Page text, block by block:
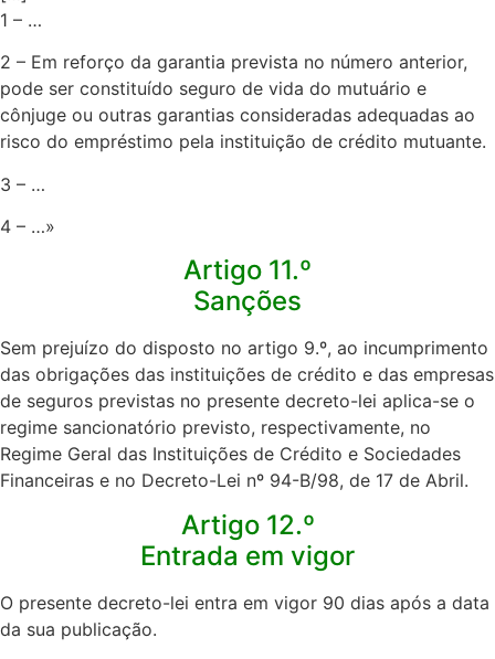
1 – …
2 – Em reforço da garantia prevista no número anterior,
pode ser constituído seguro de vida do mutuário e
cônjuge ou outras garantias consideradas adequadas ao
risco do empréstimo pela instituição de crédito mutuante.
3 – …
4 – …»
Artigo 11.º
Sanções
Sem prejuízo do disposto no artigo 9.º, ao incumprimento
das obrigações das instituições de crédito e das empresas
de seguros previstas no presente decreto-lei aplica-se o
regime sancionatório previsto, respectivamente, no
Regime Geral das Instituições de Crédito e Sociedades
Financeiras e no Decreto-Lei nº 94-B/98, de 17 de Abril.​
Artigo 12.º
Entrada em vigor
O presente decreto-lei entra em vigor 90 dias após a data
da sua publicação.​